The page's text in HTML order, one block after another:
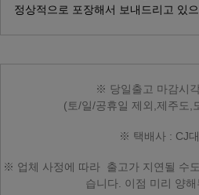
정상적으로 포장해서 보내드리고 있
※ 당일출고 마감시
(토/일/공휴일 제외,제주도,
※ 택배사 : CJ
※ 업체 사정에 따라 출고가 지연될 수
습니다. 이점 미리 양해